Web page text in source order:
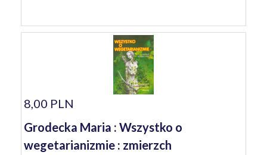
8,00 PLN
Grodecka Maria : Wszystko o
wegetarianizmie : zmierzch